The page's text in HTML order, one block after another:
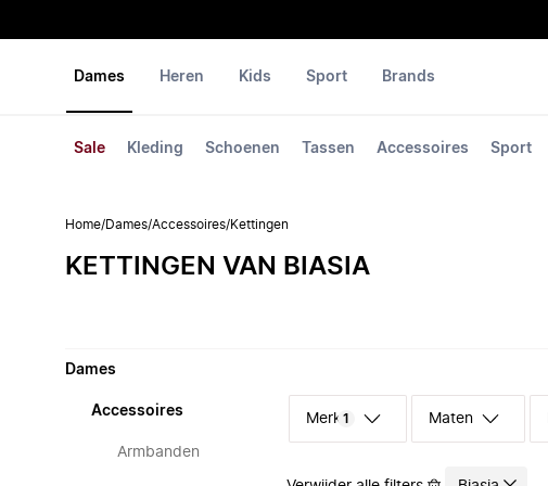
Dames
Sale Kleding Schoenen Tassen Accessoires Sport
Heren Kids Sport Brands
Home/Dames/Accessoires/Kettingen
KETTINGEN VAN BIASIA
Dames
Accessoires
Armbanden
Merk 1 Maten